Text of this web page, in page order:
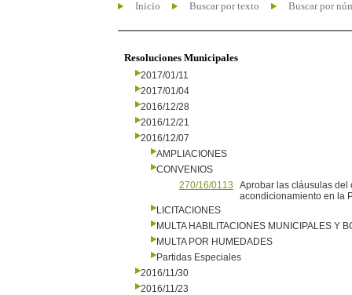
Inicio Buscar por texto Buscar por
Resoluciones Municipales
2017/01/11
2017/01/04
2016/12/28
2016/12/21
2016/12/07
AMPLIACIONES
CONVENIOS
270/16/0113
Aprobar las cláusulas del
acondicionamiento en la
LICITACIONES
MULTA HABILITACIONES MUNICIPALES Y
MULTA POR HUMEDADES
Partidas Especiales
2016/11/30
2016/11/23